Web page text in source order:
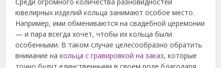
ювелирных изделий кольца занимают особое место.
Например, ими обмениваются на свадебной церемонии
— и пара всегда хочет, чтобы их кольца были
особенными. В таком случае целесообразно обратить
внимание накольца с гравировкой на заказ, которые